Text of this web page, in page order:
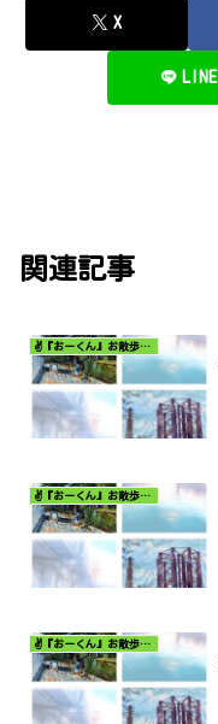
X
LINE
関連記事
✌️『おーくん』お散歩日記〜どんな出会いがあるだろう〜
✌️『おーくん』お散歩日記〜どんな出会いがあるだろう〜
✌️『おーくん』お散歩日記〜どんな出会いがあるだろう〜